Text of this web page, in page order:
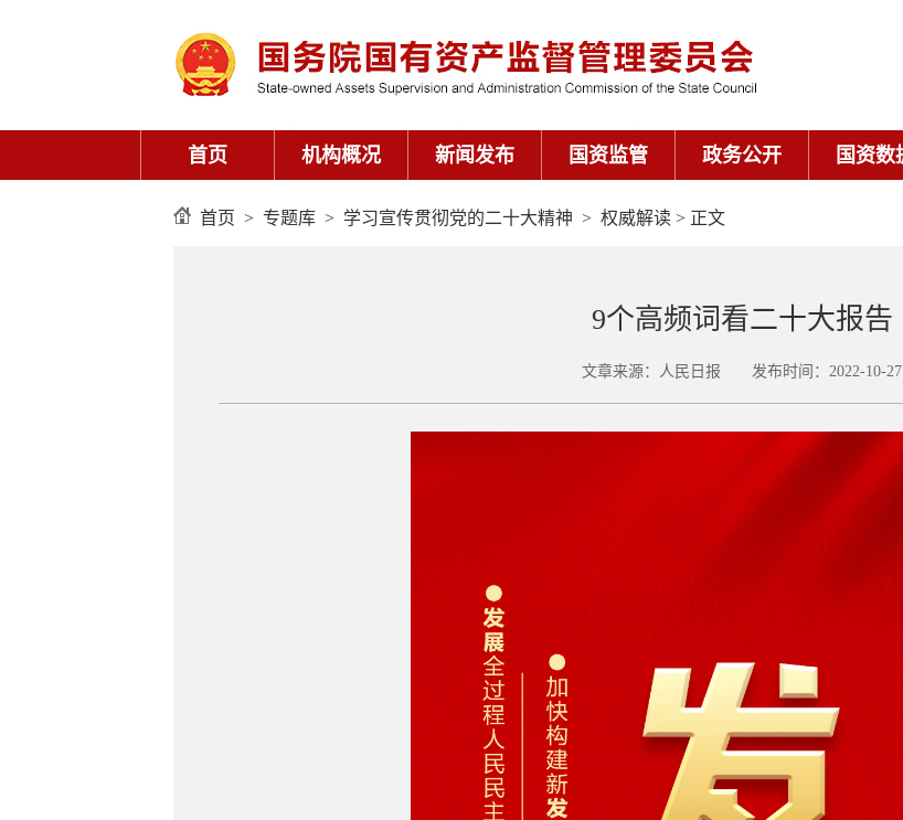
首页 > 专题库 > 学习宣传贯彻党的二十大精神 > 权威解读 > 正文
9个高频词看二十大报告
文章来源：人民日报 发布时间：2022-10-27